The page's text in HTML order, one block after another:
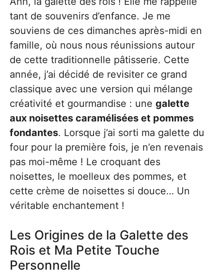
tant de souvenirs d’enfance. Je me
souviens de ces dimanches après-midi en
famille, où nous nous réunissions autour
de cette traditionnelle pâtisserie. Cette
année, j’ai décidé de revisiter ce grand
classique avec une version qui mélange
créativité et gourmandise : une galette
aux noisettes caramélisées et pommes
fondantes. Lorsque j’ai sorti ma galette du
four pour la première fois, je n’en revenais
pas moi-même ! Le croquant des
noisettes, le moelleux des pommes, et
cette crème de noisettes si douce… Un
véritable enchantement !
Les Origines de la Galette des
Rois et Ma Petite Touche
Personnelle